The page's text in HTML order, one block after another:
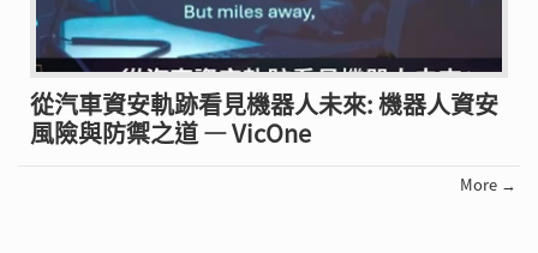
從汽車資安軌跡看見機器人未來: 機器人資安
風險與防禦之道 — VicOne
More →